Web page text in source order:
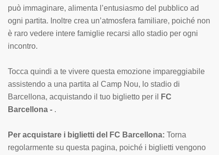
può immaginare, alimenta l’entusiasmo del pubblico ad
ogni partita. Inoltre crea un’atmosfera familiare, poiché non
è raro vedere intere famiglie recarsi allo stadio per ogni
incontro.
Tocca quindi a te vivere questa emozione impareggiabile
assistendo a una partita al Camp Nou, lo stadio di
Barcellona, acquistando il tuo biglietto per il
FC
Barcellona - .
Per acquistare i biglietti del FC Barcellona: Torna
regolarmente su questa pagina, poiché i biglietti vengono